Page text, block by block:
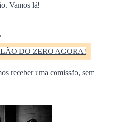
Vamos lá!
DO ZERO AGORA!
receber uma comissão, sem